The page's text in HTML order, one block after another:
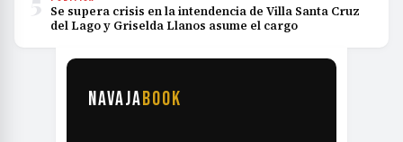
Se supera crisis en la intendencia de Villa Santa Cruz
del Lago y Griselda Llanos asume el cargo
NAVAJABOOK